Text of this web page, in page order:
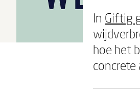
In Giftig
hoe het